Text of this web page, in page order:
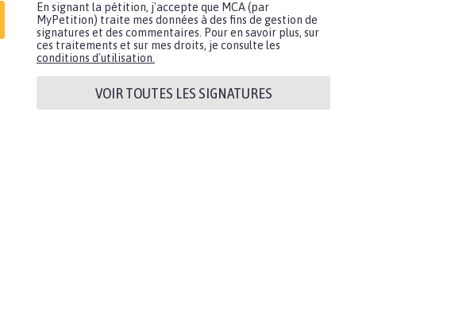
En signant la pétition, j'accepte que MCA (par
MyPetition) traite mes données à des fins de gestion de
signatures et des commentaires. Pour en savoir plus, sur
ces traitements et sur mes droits, je consulte les
conditions d'utilisation.
VOIR TOUTES LES SIGNATURES